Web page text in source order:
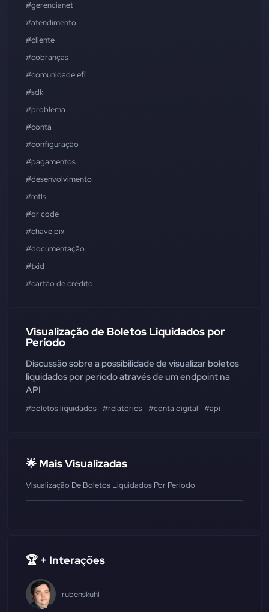
#gerencianet
#atendimento
#cliente
#cobranças
#comunidade efí
#sdk
#problema
#conta
#configuração
#pagamentos
#desenvolvimento
#mtls
#qr code
#chave pix
#documentação
#txid
#cartão de crédito
Visualização de Boletos Liquidados por
Período
Discussão sobre a possibilidade de visualizar boletos
liquidados por período através de um endpoint na
API
#boletos liquidados #relatórios #conta digital #api
🌟 Mais Visualizadas
Visualização De Boletos Liquidados Por Período
🏆 + Interações
rubenskuhl